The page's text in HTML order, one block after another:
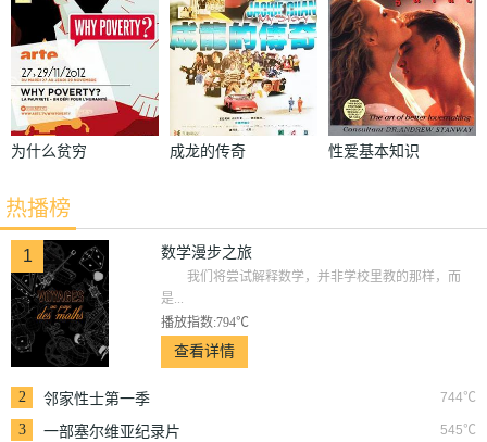
为什么贫穷 成龙的传奇 性爱基本知识
热播榜
1 数学漫步之旅
我们将尝试解释数学，并非学校里教的那样，而
是...
播放指数:794℃
查看详情
2 744℃
邻家性士第一季
3
545℃
一部塞尔维亚纪录片